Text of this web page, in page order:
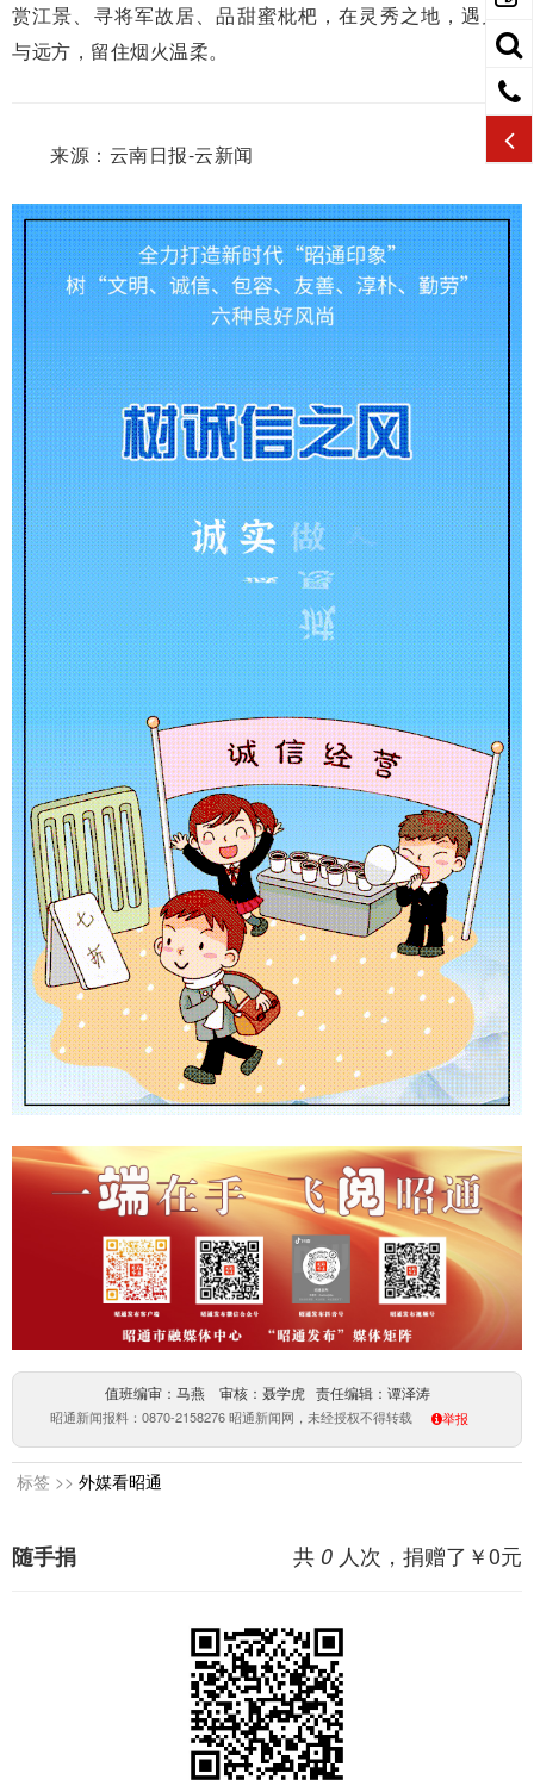
赏江景、寻将军故居、品甜蜜枇杷，在灵秀之地，遇见诗
与远方，留住烟火温柔。
来源：云南日报-云新闻
值班编审：马燕 审核：聂学虎 责任编辑：谭泽涛
昭通新闻报料：0870-2158276 昭通新闻网，未经授权不得转载 举报
标签 >> 外媒看昭通
共 0 人次，捐赠了￥0元
随手捐